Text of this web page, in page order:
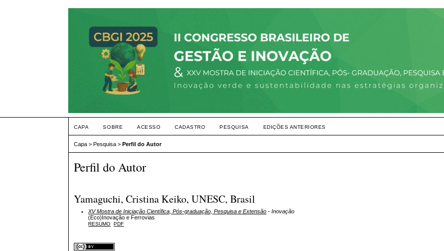
CAPA SOBRE ACESSO CADASTRO PESQUISA EDIÇÕES ANTERIORES
Capa >Pesquisa >Perfil do Autor
Perfil do Autor
Yamaguchi, Cristina Keiko, UNESC, Brasil
XV Mostra de Iniciação Científica, Pós-graduação, Pesquisa e Extensão - Inovação
(Eco)Inovação e Ferrovias
RESUMO PDF